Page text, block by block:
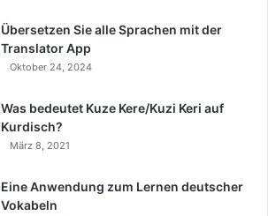
Übersetzen Sie alle Sprachen mit der
Translator App
Oktober 24, 2024
Was bedeutet Kuze Kere/Kuzi Keri auf
Kurdisch?
März 8, 2021
Eine Anwendung zum Lernen deutscher
Vokabeln